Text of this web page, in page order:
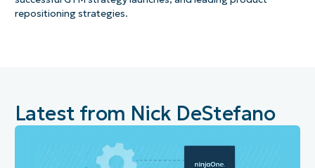
repositioning strategies.
Latest from Nick DeStefano